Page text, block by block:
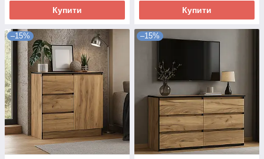
Купити Купити
–15% –15%